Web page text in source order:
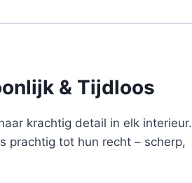
& Tijdloos
krachtig detail in elk interieur.
prachtig tot hun recht – scherp,